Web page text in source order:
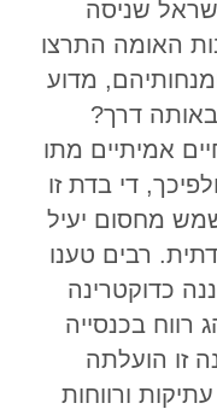
שניסה
האומה התרצו
מדוע
באותה דרך?
אמיתיים מתו
די בדת זו
מחסום יעיל
רבים טענו
כדוקטרינה
בכנסייה
זו הועלתה
ורווחות